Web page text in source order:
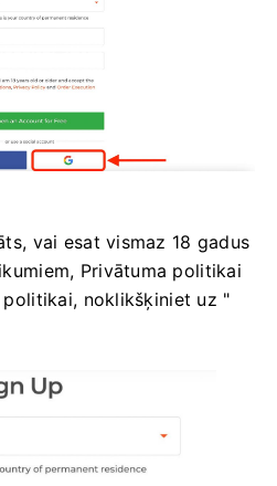
vai esat vismaz 18 gadus
Privātuma politikai
noklikšķiniet uz "